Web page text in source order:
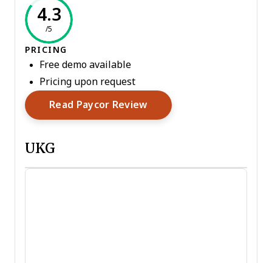
4.3
/5
PRICING
Free demo available
Pricing upon request
Read Paycor ReviewOpens New Window
UKG